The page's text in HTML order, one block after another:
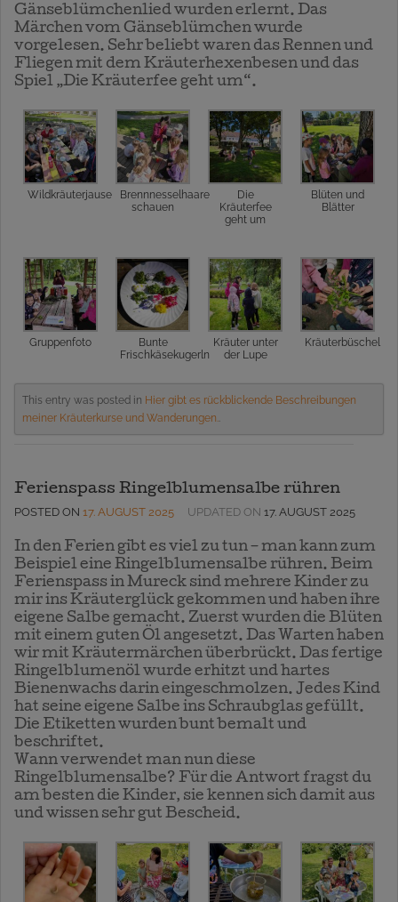
Gänseblümchenlied wurden erlernt. Das
Märchen vom Gänseblümchen wurde
vorgelesen. Sehr beliebt waren das Rennen und
Fliegen mit dem Kräuterhexenbesen und das
Spiel „Die Kräuterfee geht um“.
Wildkräuterjause
Brennnesselhaare
schauen
Die
Kräuterfee
geht um
Blüten und
Blätter
Gruppenfoto
Bunte
Frischkäsekugerln
Kräuter unter
der Lupe
Kräuterbüschel
This entry was posted in Hier gibt es rückblickende Beschreibungen
meiner Kräuterkurse und Wanderungen.
Ferienspass Ringelblumensalbe rühren
POSTED ON 17. AUGUST 2025 UPDATED ON 17. AUGUST 2025
In den Ferien gibt es viel zu tun – man kann zum
Beispiel eine Ringelblumensalbe rühren. Beim
Ferienspass in Mureck sind mehrere Kinder zu
mir ins Kräuterglück gekommen und haben ihre
eigene Salbe gemacht. Zuerst wurden die Blüten
mit einem guten Öl angesetzt. Das Warten haben
wir mit Kräutermärchen überbrückt. Das fertige
Ringelblumenöl wurde erhitzt und hartes
Bienenwachs darin eingeschmolzen. Jedes Kind
hat seine eigene Salbe ins Schraubglas gefüllt.
Die Etiketten wurden bunt bemalt und
beschriftet.
Wann verwendet man nun diese
Ringelblumensalbe? Für die Antwort fragst du
am besten die Kinder, sie kennen sich damit aus
und wissen sehr gut Bescheid.